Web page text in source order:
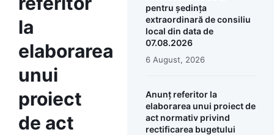
la
elaborarea
unui
proiect
de act
pentru ședința
extraordinară de consiliu
local din data de
07.08.2026
6 August, 2026
Anunț referitor la
elaborarea unui proiect de
act normativ privind
rectificarea bugetului